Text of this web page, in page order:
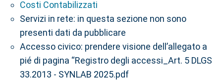
Costi Contabilizzati
Servizi in rete: in questa sezione non sono
presenti dati da pubblicare
Accesso civico: prendere visione dell’allegato a
pié di pagina “Registro degli accessi_Art. 5 DLGS
33.2013 - SYNLAB 2025.pdf